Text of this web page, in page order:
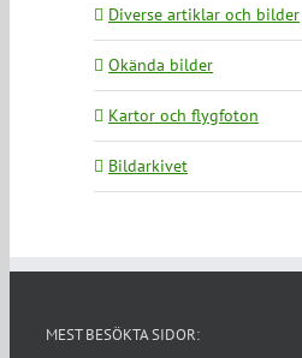
Diverse artiklar och bilder
Okända bilder
Kartor och flygfoton
Bildarkivet
MEST BESÖKTA SIDOR: